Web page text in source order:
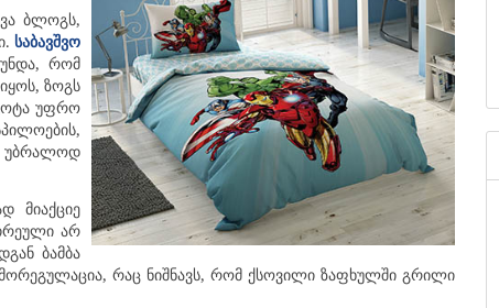
ბლოგს,
საბავშვო
რომ
ზოგს
უფრო
უბრალოდ
მიაქციე
არ
ბამბა
რაც ნიშნავს, რომ ქსოვილი ზაფხულში გრილი